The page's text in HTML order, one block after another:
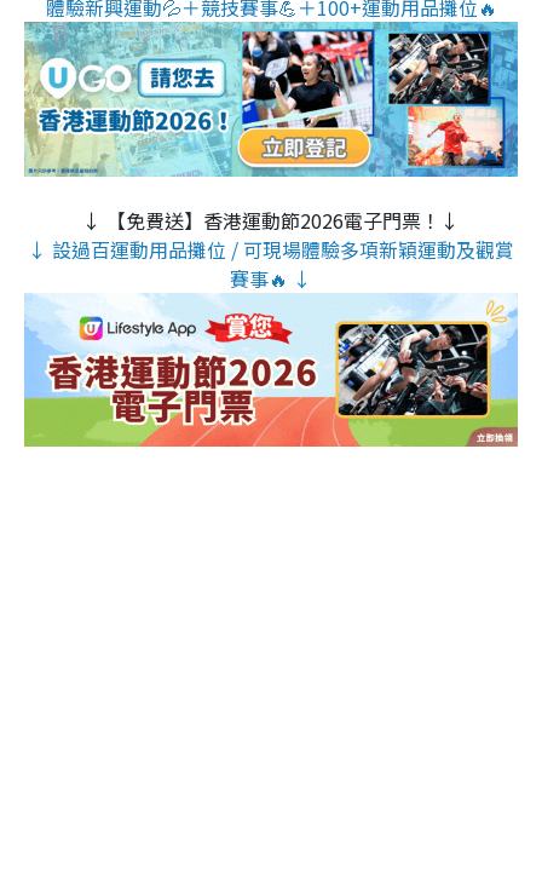
體驗新興運動💦＋競技賽事💪＋100+運動用品攤位🔥
↓ 【免費送】香港運動節2026電子門票！↓
↓ 設過百運動用品攤位 / 可現場體驗多項新穎運動及觀賞
賽事🔥 ↓